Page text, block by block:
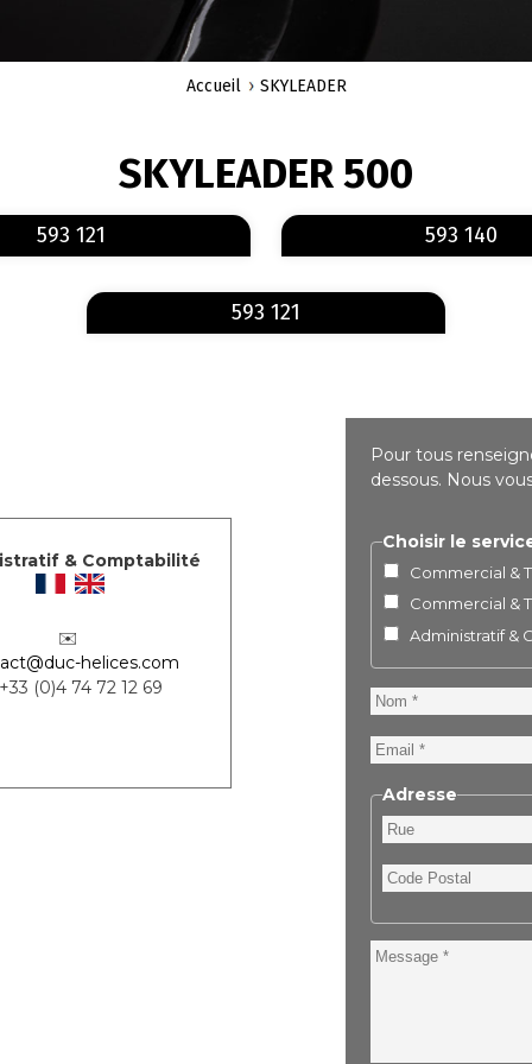
Accueil SKYLEADER
SKYLEADER 500
593 121 593 140
593 121
& Comptabilité
✉️
helices.com
(0)4 74 72 12 69
Pour tous
dessous. Nous
Choisir le
Commercial &
Commercial &
Administratif &
Nom
Email
Adresse
Rue
Code
Postal
Message